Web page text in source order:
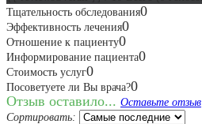
Тщательность обследования0
Эффективность лечения0
Отношение к пациенту0
Информирование пациента0
Стоимость услуг0
Посоветуете ли Вы врача?0
Отзыв оставило... Оставьте отзыв
Сортировать: